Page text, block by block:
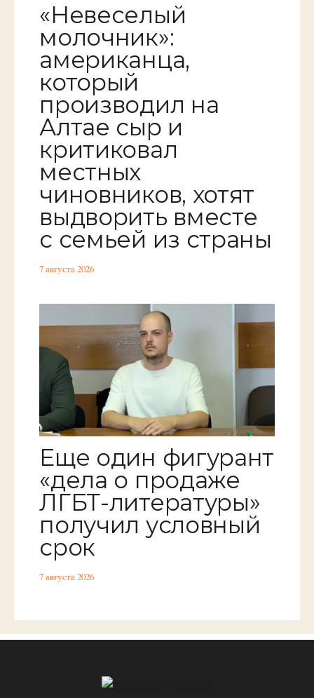
«Невеселый
молочник»:
американца,
который
производил на
Алтае сыр и
критиковал
местных
чиновников, хотят
выдворить вместе
с семьей из страны
7 августа 2026
Еще один фигурант
«дела о продаже
ЛГБТ-литературы»
получил условный
срок
7 августа 2026